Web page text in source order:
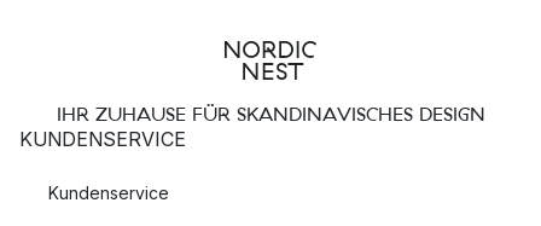
IHR ZUHAUSE FÜR SKANDINAVISCHES DESIGN
KUNDENSERVICE
Kundenservice